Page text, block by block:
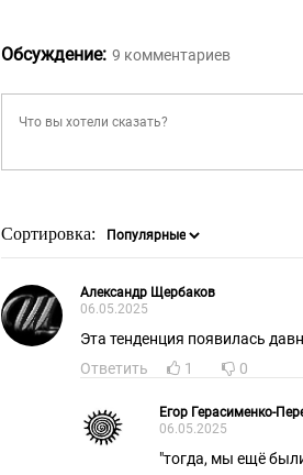
Обсуждение: 9 комментариев
Сортировка:
Александр Щербаков
06.05.2025
Эта тенденция появилась
Ответить
1 0
Егор Герасименко-
06.05.2025
"тогда, мы ещё